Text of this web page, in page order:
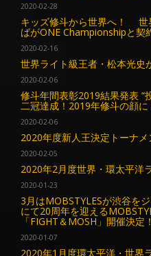
2020-02-28
キッズ修斗から世界へ！ 世
ばがONE Championshipと契
2020-02-16
世界ライト級王者・松本光史
2020-02-06
修斗年間表彰2019結果発表 “
二冠達成！2019年修斗の顔に
2020-02-06
2020年度新人王決定トーナ
2020-02-05
2020年2月度世界・環太平洋
2020-01-23
3月はMOBSTYLESが渋谷を
にて20周年を迎える
「FIGHT＆MOSH」開催決定！
2020-01-07
2020年1月度環太平洋・世界